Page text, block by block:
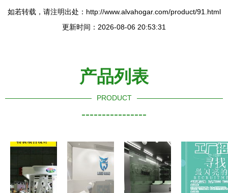
如若转载，请注明出处：http://www.alvahogar.com/product/91.html
更新时间：2026-08-06 20:53:31
产品列表
PRODUCT
----------------